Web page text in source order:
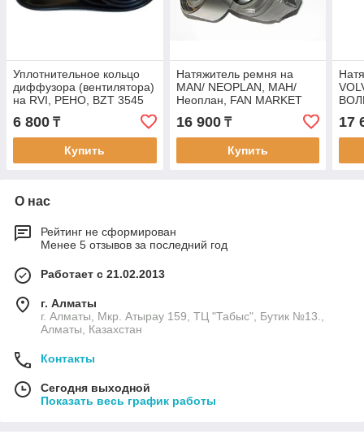
Уплотнительное кольцо
диффузора (вентилятора)
на RVI, РЕНО, BZT 3545
6 800 ₸
Купить
Натяжитель ремня на
MAN/ NEOPLAN, МАН/
Неоплан, FAN MARKET
16 900₸
Купить
17
О нас
Рейтинг не сформирован
Менее 5 отзывов за последний год
Работает с 21.02.2013
г. Алматы
г. Алматы, Мкр. Атырау 159, ТЦ "Табыс", Бутик №13.,
Алматы, Казахстан
Контакты
Сегодня выходной
Показать весь график работы